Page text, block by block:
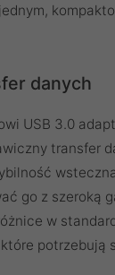
danych
USB 3.0
transfer
go z szeroką
w
potrzebują